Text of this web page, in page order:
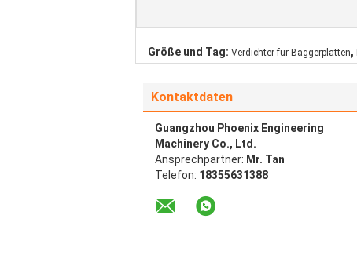
Größe und Tag: Verdichter für Baggerplatten,
Kontaktdaten
Guangzhou Phoenix Engineering
Machinery Co., Ltd.
Ansprechpartner: Mr. Tan
Telefon: 18355631388